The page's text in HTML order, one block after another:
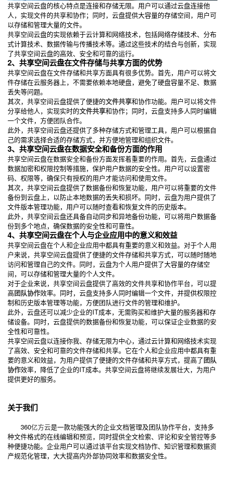
共享空间云盘的核心特点是连接和存储无限。用户可以通过云盘连接他
人，实现文件的共享和协作；同时，云盘提供大容量的存储空间，用户可
以存储和管理大量的文件。
共享空间云盘的实现依赖于云计算和网络技术，包括网络存储技术、分布
式计算技术、数据传输与传播技术等。通过这些技术的结合与创新，实现
了共享空间云盘的高效、安全和可靠的运行。
2、共享空间云盘在文件存储与共享方面的优势
共享空间云盘在文件存储和共享方面具有很多优势。首先，用户可以将文
件存储在云服务器上，不需要依赖本地硬盘，避免了硬盘容量不足、数据
丢失等问题。
其次，共享空间云盘提供了便捷的文件共享和协作功能。用户可以将文件
分享给他人，实现实时的文件共享和协作；同时，云盘支持多人同时编辑
一个文件，方便团队合作。
此外，共享空间云盘还提供了多种存储方式和管理工具，用户可以根据自
己的需求选择合适的存储方式，并方便地管理和组织文件。
3、共享空间云盘在数据安全和备份方面的作用
共享空间云盘在数据安全和备份方面发挥着重要的作用。首先，云盘通过
数据加密和权限控制等措施，保护用户数据的安全性。用户可以设置密
码、权限等，确保只有授权的用户才能访问和使用文件。
其次，共享空间云盘提供了数据备份和恢复功能，用户可以将重要的文件
备份到云盘上，以防止本地数据的丢失和损坏。同时，云盘为用户提供了
文件版本管理功能，用户可以随时查看和恢复文件的历史版本。
此外，共享空间云盘还具备自动同步和异地备份功能，可以将用户数据备
份到多个地点，确保数据的安全性和可靠性。
4、共享空间云盘在个人与企业应用中的意义和效益
共享空间云盘在个人和企业应用中都具有重要的意义和效益。对于个人用
户来说，共享空间云盘提供了便捷的文件存储和共享方式，可以随时随地
访问和管理自己的文件。同时，云盘为个人用户提供了大容量的存储空
间，可以存储和管理大量的个人文件。
对于企业来说，共享空间云盘提供了高效的文件共享和协作平台，可以提
高团队协作效率。同时，云盘支持多人同时编辑一个文件，并提供权限控
制和历史版本管理等功能，方便团队进行文件的管理和维护。
此外，云盘还可以减少企业的IT成本，无需购买和维护大量的服务器和存
储设备。同时，云盘提供的数据备份和恢复功能，可以保证企业数据的安
全性和可靠性。
共享空间云盘以连接你我、存储无限为中心，通过云计算和网络技术实现
了高效、安全和可靠的文件存储和共享。它在个人和企业应用中都具有重
要的意义和效益，为用户提供了便捷的文件存储和共享方式，提高了团队
协作效率，降低了企业的IT成本。共享空间云盘将继续发展壮大，为用户
提供更好的服务。
关于我们
360亿方云是一款功能强大的企业文档管理及团队协作平台，支持多
种文件格式的在线编辑和预览，同时提供全文检索、评论和安全管控等多
种便捷功能。企业用户可以通过该平台实现文档协作、知识管理和数据资
产规范化管理，大大提高内外部协同效率和数据安全性。